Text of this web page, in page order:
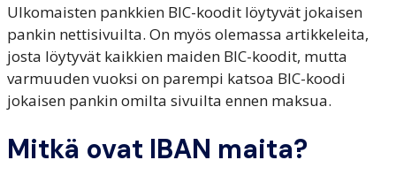
Ulkomaisten pankkien BIC-koodit löytyvät jokaisen
pankin nettisivuilta. On myös olemassa artikkeleita,
josta löytyvät kaikkien maiden BIC-koodit, mutta
varmuuden vuoksi on parempi katsoa BIC-koodi
jokaisen pankin omilta sivuilta ennen maksua.
Mitkä ovat IBAN maita?